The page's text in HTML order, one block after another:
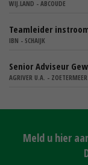
WIJ.LAND - ABCOUDE
Teamleider
IBN - SCHAIJK
Senior Adviseur
AGRIVER U.A. - ZOETERMEER
Meld u hier